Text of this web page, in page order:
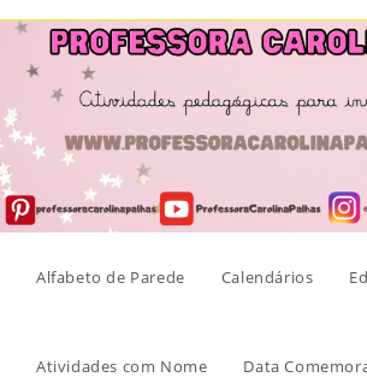
Skip
content
Alfabeto de Parede Calendários
Atividades com Nome Data